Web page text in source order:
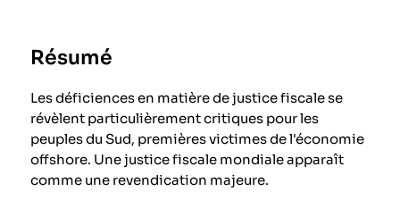
Résumé
Les déficiences en matière de justice fiscale se
révèlent particulièrement critiques pour les
peuples du Sud, premières victimes de l'économie
offshore. Une justice fiscale mondiale apparaît
comme une revendication majeure.